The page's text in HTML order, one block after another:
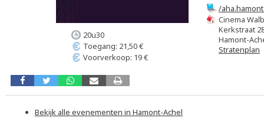
/
Cinema
Kerkstraat
Hamont-
Stratenplan
20u30
Toegang: 21,50 €
Voorverkoop: 19 €
Bekijk alle evenementen in Hamont-Achel